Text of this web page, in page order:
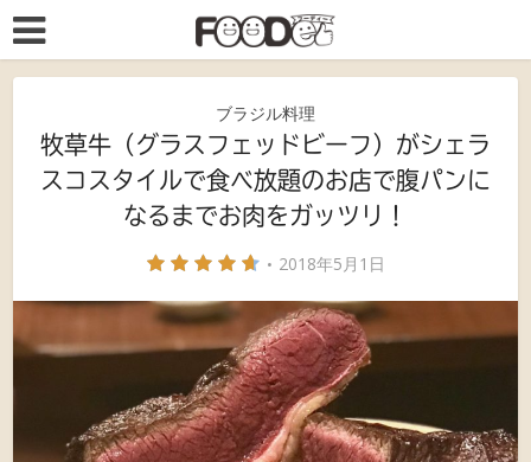
ブラジル料理
牧草牛（グラスフェッドビーフ）がシェラ
スコスタイルで食べ放題のお店で腹パンに
なるまでお肉をガッツリ！
2018年5月1日